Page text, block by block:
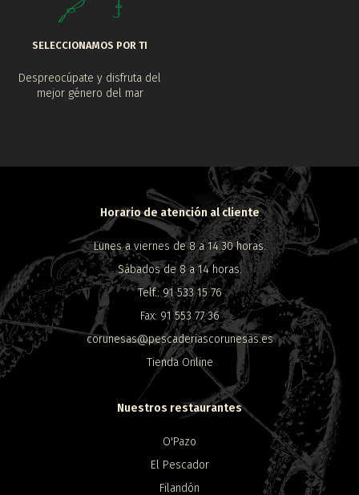
SELECCIONAMOS POR TI
Despreocúpate y disfruta del
mejor género del mar
Horario de atención al cliente
Lunes a viernes de 8 a 14:30 horas.
Sábados de 8 a 14 horas.
Telf.: 91 533 15 76
Fax: 91 553 77 36
corunesas@pescaderiascorunesas.es
Tienda Online
Nuestros restaurantes
O'Pazo
El Pescador
Filandón